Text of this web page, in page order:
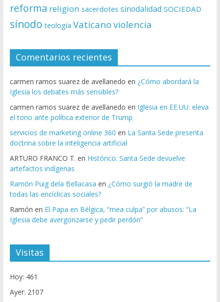
reforma religion sacerdotes sinodalidad SOCIEDAD
sínodo teología Vaticano violencia
Comentarios recientes
carmen ramos suarez de avellanedo en ¿Cómo abordará la
Iglesia los debates más sensibles?
carmen ramos suarez de avellanedo en Iglesia en EE.UU. eleva
el tono ante política exterior de Trump
servicios de marketing online 360 en La Santa Sede presenta
doctrina sobre la inteligencia artificial
ARTURO FRANCO T. en Histórico: Santa Sede devuelve
artefactos indígenas
Ramón Puig dela Bellacasa en ¿Cómo surgió la madre de
todas las encíclicas sociales?
Ramón en El Papa en Bélgica, “mea culpa” por abusos: “La
Iglesia debe avergonzarse y pedir perdón”
Visitas
Hoy: 461
Ayer: 2107